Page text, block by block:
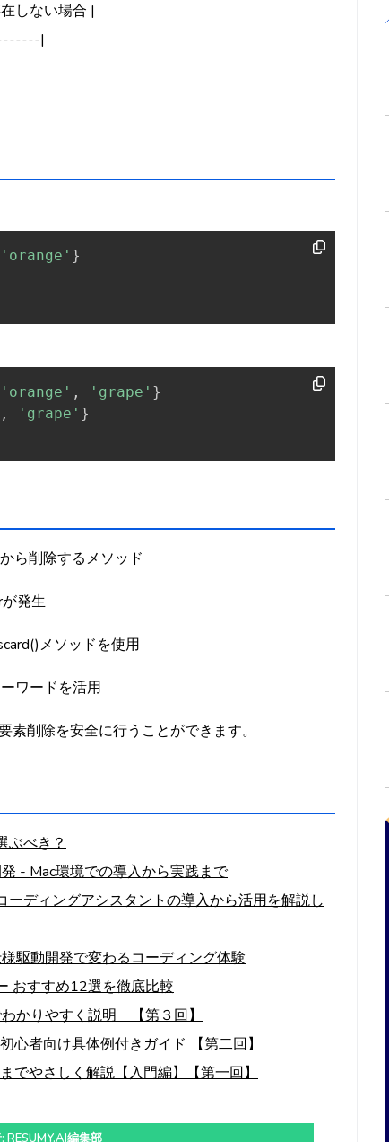
しない場合 |
|
'orange' }
'orange' , 'grape' }
,
'grape' }
ら削除するメソッド
発生
メソッドを使用
ワードを活用
削除を安全に行うことができます。
ぶべき？
- Mac環境での導入から実践まで
ーディングアシスタントの導入から活用を解説し
駆動開発で変わるコーディング体験
おすすめ12選を徹底比較
かりやすく説明 【第３回】
心者向け具体例付きガイド 【第二回】
でやさしく解説【入門編】【第一回】
RESUMY.AI編集部